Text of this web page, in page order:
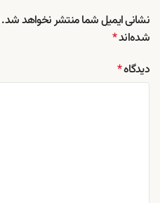
نشانی ایمیل شما منتشر نخواهد شد.
شده‌اند*
دیدگاه*